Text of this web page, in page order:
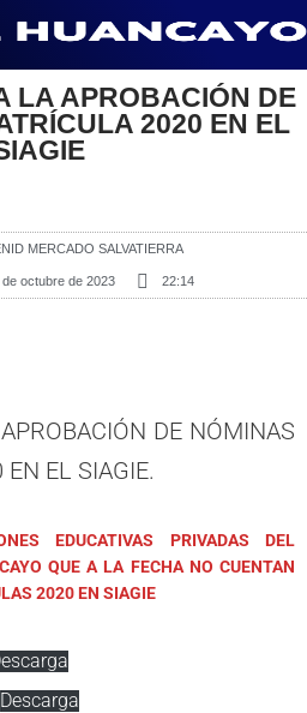
LA APROBACIÓN DE
2020 EN EL
MERCADO SALVATIERRA
octubre de 2023 22:14
DE NÓMINAS
EL SIAGIE.
EDUCATIVAS PRIVADAS DEL
QUE A LA FECHA NO CUENTAN
2020 EN SIAGIE
Descarga